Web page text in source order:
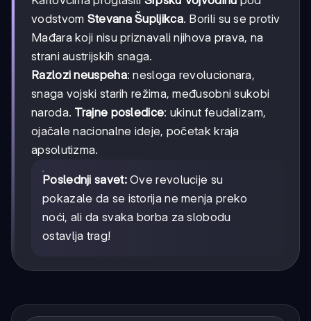
vodstvom Stevana Šupljikca. Borili su se protiv
Mađara koji nisu priznavali njihova prava, na
strani austrijskih snaga.
Razlozi neuspeha: nesloga revolucionara,
snaga vojski starih režima, međusobni sukobi
naroda. Trajne posledice: ukinut feudalizam,
ojačale nacionalne ideje, početak kraja
apsolutizma.
Poslednji savet:Ove revolucije su
pokazale da se istorija ne menja preko
noći, ali da svaka borba za slobodu
ostavlja trag!